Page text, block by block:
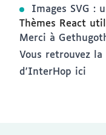
Images SVG :
Thèmes React
Merci à
Vous retrouvez
d'InterHop ici